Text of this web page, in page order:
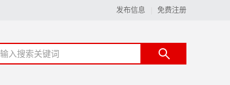
发布信息 免费注册